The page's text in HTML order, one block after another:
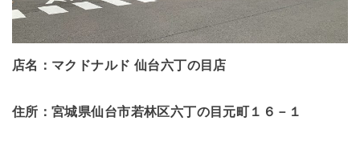
店名：マクドナルド 仙台六丁の目店
住所：宮城県仙台市若林区六丁の目元町１６－１